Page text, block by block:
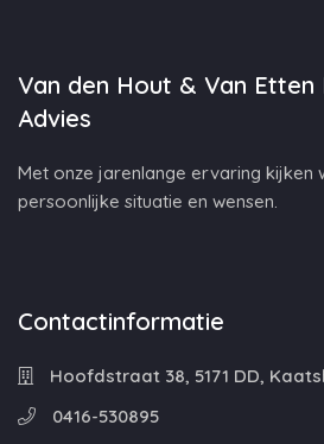
Van den Hout & Van Etten
Advies
Met onze jarenlange ervaring kijken
persoonlijke situatie en wensen.
Contactinformatie
Hoofdstraat 38, 5171 DD,
0416-530895